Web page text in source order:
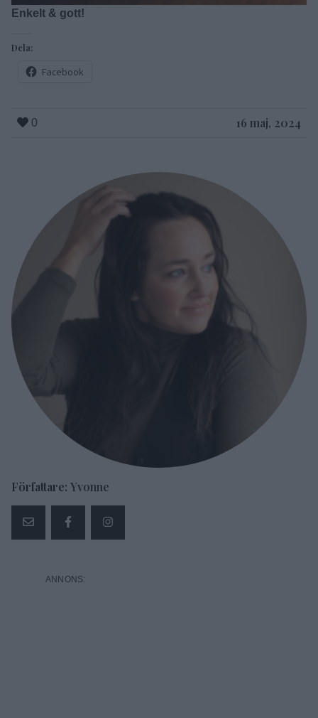
Enkelt & gott!
Dela:
Facebook
0 16 maj, 2024
Författare: Yvonne